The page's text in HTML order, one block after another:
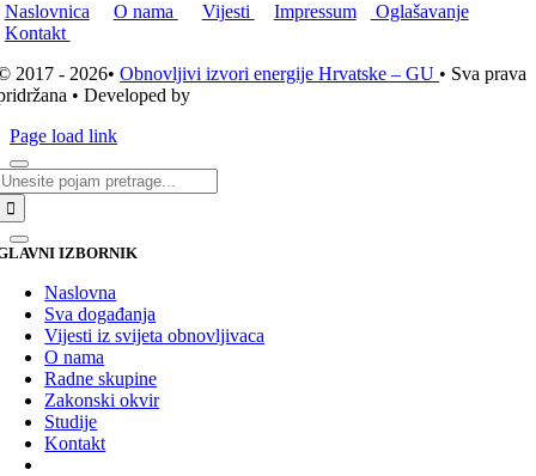
Naslovnica O nama Vijesti Impressum
Oglašavanje
Kontakt
2017 - 2026•Obnovljivi izvori energije Hrvatske – GU • Sva prava
• Developed by
Page load link
IZBORNIK
Naslovna
Sva događanja
Vijesti iz svijeta obnovljivaca
O nama
Radne skupine
Zakonski okvir
Studije
Kontakt